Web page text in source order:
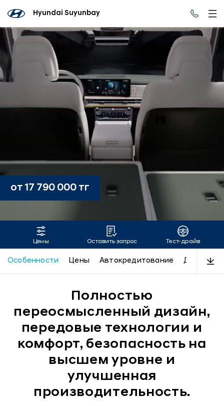
Hyundai Suyunbay
SANTA FE
от 17 790 000 тг
Цены Оставить запрос Тест-драйв
Особенности Цены Автокредитование Дизайн
Полностью
переосмысленный дизайн,
передовые технологии и
комфорт, безопасность на
высшем уровне и
улучшенная
производительность.